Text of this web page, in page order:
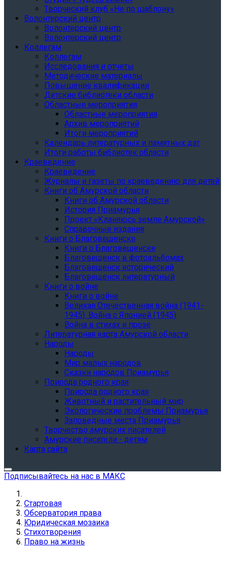
Творческий клуб «Не по шаблону»
Волонтерский центр
Волонтерский центр
Волонтерский центр
Коллегам
Коллегам
Исследования и отчеты
Методические материалы
Повышение квалификации
Детские библиотеки области
Областные мероприятия
Областные мероприятия
Архив мероприятий
Итоги мероприятий
Календарь литературных и памятных дат
Итоги работы библиотек области
Краеведение
Краеведение
Журналы и газеты по краеведению для детей
Книги об Амурской области
Книги об Амурской области
История Приамурья
Проект «Кланяюсь земле Амурской»
Справочные издания
Книги о Благовещенске
Книги о Благовещенске
Благовещенск в фотоальбомах
Благовещенск исторический
Благовещенск литературный
Книги о войне
Книги о войне
Великая Отечественная война (1941-
1945). Война с Японией (1945)
Война в стихах и прозе
Литературная карта Амурской области
Народы
Народы
Мир малых народов
Сказки народов Приамурья
Природа родного края
Природа родного края
Животный и растительный мир
Экологические проблемы Приамурья
Заповедные места Приамурья
Творчество амурских писателей
Амурские писатели - детям
Карта сайта
Подписывайтесь на нас в МАКС
Стартовая
Обсерватория права
Юридическая мозаика
Стихотворения
Право на жизнь